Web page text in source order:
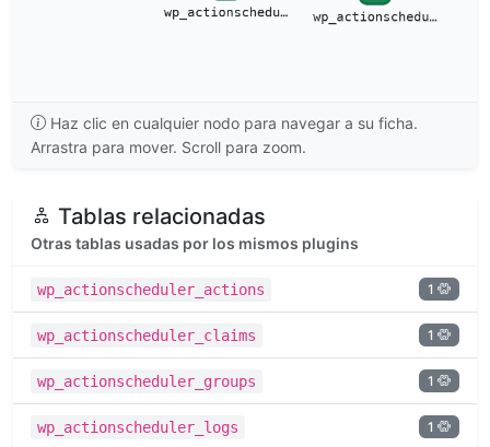
Haz clic en cualquier nodo para navegar a su ficha.
Arrastra para mover. Scroll para zoom.
Tablas relacionadas
Otras tablas usadas por los mismos plugins
wp_actionscheduler_actions 1
wp_actionscheduler_claims 1
wp_actionscheduler_groups 1
wp_actionscheduler_logs 1